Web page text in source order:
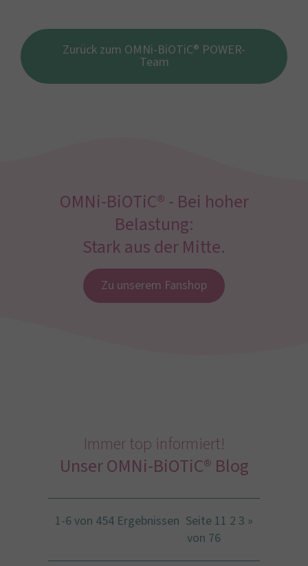
Zurück zum OMNi-BiOTiC® POWER-
Team
OMNi-BiOTiC® - Bei hoher
Belastung:
Stark aus der Mitte.
Zu unserem Fanshop
Immer top informiert!
Unser OMNi-BiOTiC® Blog
1-6 von 454 Ergebnissen Seite 1
von 76
1 2 3 »